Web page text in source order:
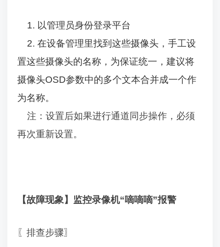
1. 以管理员身份登录平台
2. 在设备管理里找到这些摄像头，手工设
置这些摄像头的名称，为保证统一，建议将
摄像头OSD参数中的多个文本合并成一个作
为名称。
注：设置后如果进行通道同步操作，必须
再次重新设置。
【故障现象】监控录像机“嘀嘀嘀”报警
〖排查步骤〗